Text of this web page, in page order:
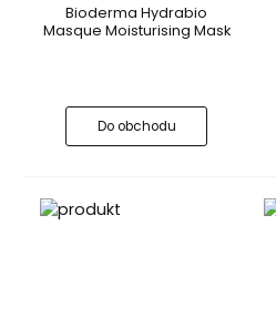
Bioderma Hydrabio
Masque Moisturising Mask
Do obchodu